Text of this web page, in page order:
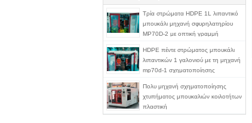
Τρία στρώματα HDPE 1L λιπαντικό
μπουκάλι μηχανή σφυρηλατηρίου
MP70D-2 με οπτική γραμμή
HDPE πέντε στρώματος μπουκάλι
λιπαντικών 1 γαλονιού με τη μηχανή
mp70d-1 σχηματοποίησης
άποψης
Πολυ μηχανή σχηματοποίησης
χτυπήματος μπουκαλιών κοιλοτήτων
πλαστική